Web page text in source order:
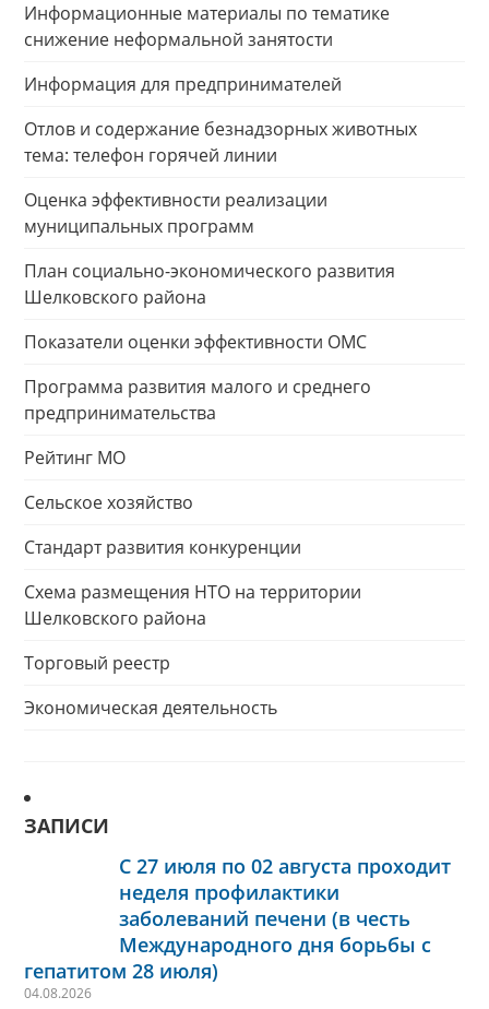
Информационные материалы по тематике
снижение неформальной занятости
Информация для предпринимателей
Отлов и содержание безнадзорных животных
тема: телефон горячей линии
Оценка эффективности реализации
муниципальных программ
План социально-экономического развития
Шелковского района
Показатели оценки эффективности ОМС
Программа развития малого и среднего
предпринимательства
Рейтинг МО
Сельское хозяйство
Стандарт развития конкуренции
Схема размещения НТО на территории
Шелковского района
Торговый реестр
Экономическая деятельность
ЗАПИСИ
С 27 июля по 02 августа проходит
неделя профилактики
заболеваний печени (в честь
Международного дня борьбы с
гепатитом 28 июля)
04.08.2026